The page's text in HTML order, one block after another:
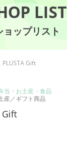
LIST
PLUSTA Gift
当・お土産・食品
産／ギフト商品
Gift